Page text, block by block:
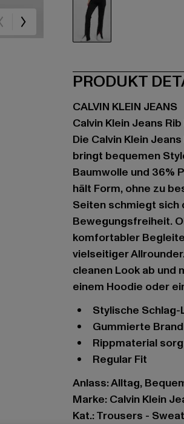
PRODUKT
CALVIN KLEIN JEANS
Calvin Klein Jeans
Die Calvin Klein
bringt bequemen
Baumwolle und 36%
hält Form, ohne zu
Seiten schmiegt sich
Bewegungsfreiheit.
komfortabler
vielseitiger
cleanen Look ab und
einem Hoodie oder
Stylische
Gummierte
Rippmaterial
Regular Fit
Anlass: Alltag,
Marke: Calvin Klein
Kat.: Trousers - Sweat